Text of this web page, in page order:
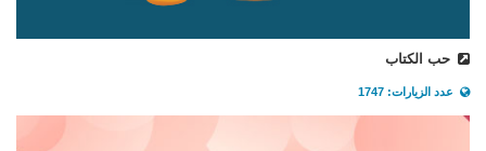
حب الكتاب
عدد الزيارات: 1747